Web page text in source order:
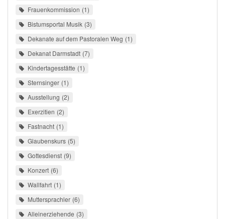
Frauenkommission 1
Bistumsportal Musik 3
Dekanate auf dem Pastoralen Weg 1
Dekanat Darmstadt 7
Kindertagesstätte 1
Sternsinger 1
Ausstellung 2
Exerzitien 2
Fastnacht 1
Glaubenskurs 5
Gottesdienst 9
Konzert 6
Wallfahrt 1
Muttersprachler 6
Alleinerziehende 3